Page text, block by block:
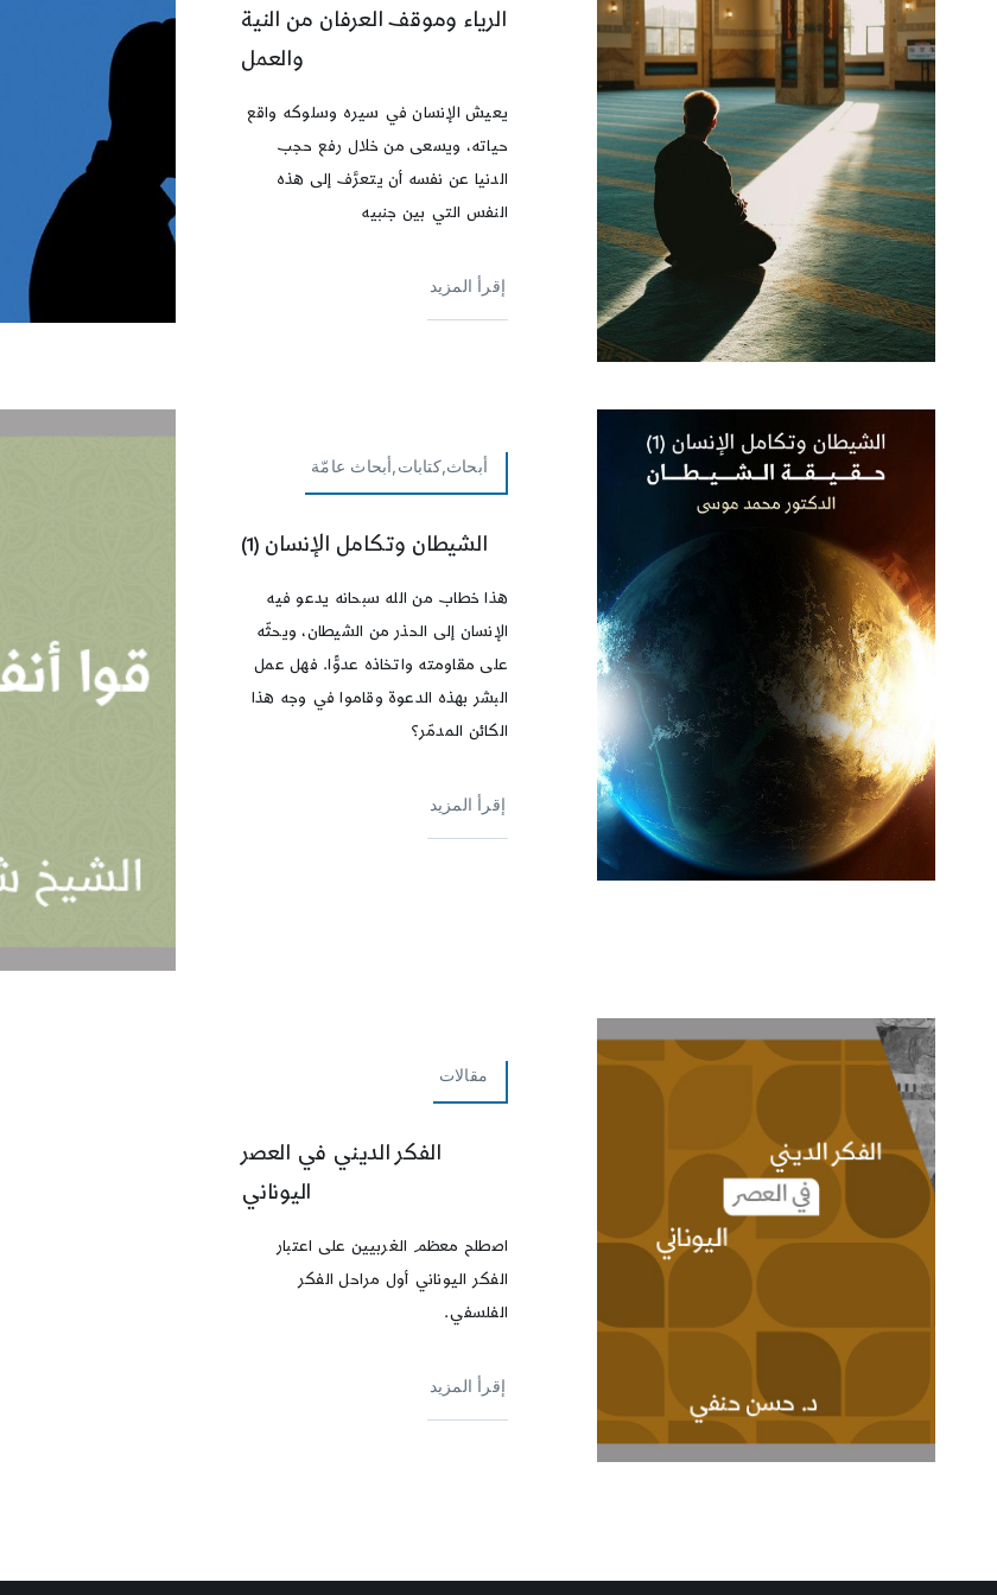
الرياء وموقف العرفان من النية
والعمل
يعيش الإنسان في سيره وسلوكه واقع
حياته، ويسعى من خلال رفع حجب
الدنيا عن نفسه أن يتعرَّف إلى هذه
النفس التي بين جنبيه
إقرأ المزيد
أبحاث,كتابات,أبحاث عامّة
الشيطان وتكامل الإنسان (1)
هذا خطاب من الله سبحانه يدعو فيه
الإنسان إلى الحذر من الشيطان، ويحثّه
على مقاومته واتخاذه عدوًّا. فهل عمل
البشر بهذه الدعوة وقاموا في وجه هذا
الكائن المدمّر؟
إقرأ المزيد
مقالات
الفكر الديني في العصر
اليوناني
اصطلح معظم الغربيين على اعتبار
الفكر اليوناني أول مراحل الفكر
الفلسفي.
إقرأ المزيد